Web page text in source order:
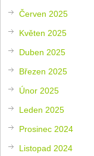
Červen 2025
Květen 2025
Duben 2025
Březen 2025
Únor 2025
Leden 2025
Prosinec 2024
Listopad 2024